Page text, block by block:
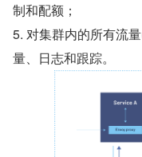
制和配额；
5. 对集群内的所有流
量、日志和跟踪。